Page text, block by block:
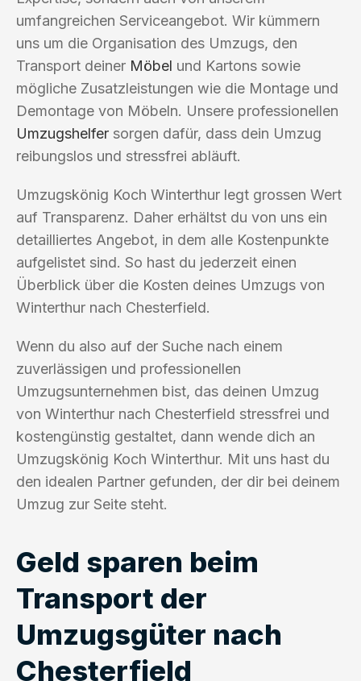
umfangreichen Serviceangebot. Wir kümmern
uns um die Organisation des Umzugs, den
Transport deiner Möbel und Kartons sowie
mögliche Zusatzleistungen wie die Montage und
Demontage von Möbeln. Unsere professionellen
Umzugshelfer sorgen dafür, dass dein Umzug
reibungslos und stressfrei abläuft.
Umzugskönig Koch Winterthur legt grossen Wert
auf Transparenz. Daher erhältst du von uns ein
detailliertes Angebot, in dem alle Kostenpunkte
aufgelistet sind. So hast du jederzeit einen
Überblick über die Kosten deines Umzugs von
Winterthur nach Chesterfield.
Wenn du also auf der Suche nach einem
zuverlässigen und professionellen
Umzugsunternehmen bist, das deinen Umzug
von Winterthur nach Chesterfield stressfrei und
kostengünstig gestaltet, dann wende dich an
Umzugskönig Koch Winterthur. Mit uns hast du
den idealen Partner gefunden, der dir bei deinem
Umzug zur Seite steht.
Geld sparen beim
Transport der
Umzugsgüter nach
Chesterfield